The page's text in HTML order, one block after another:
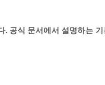
공식 문서에서 설명하는